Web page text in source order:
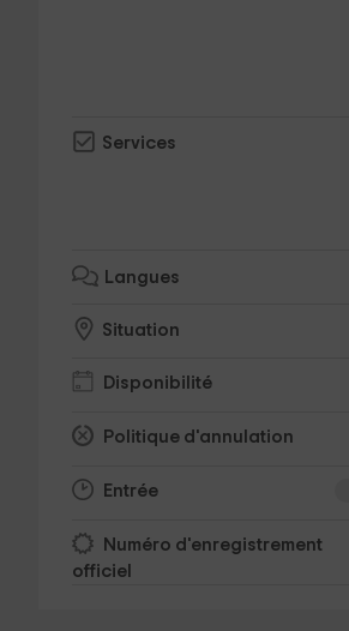
Services
Langues
Situation
Disponibilité
Politique d'annulation
Entrée
Numéro d'enregistrement
officiel